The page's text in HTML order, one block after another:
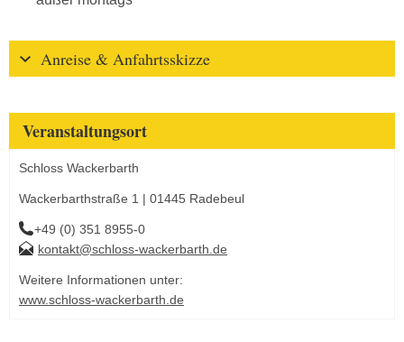
Anreise & Anfahrtsskizze
Veranstaltungsort
Schloss Wackerbarth
Wackerbarthstraße 1 | 01445 Radebeul
+49 (0) 351 8955-0
kontakt@schloss-wackerbarth.de
Weitere Informationen unter:
www.schloss-wackerbarth.de